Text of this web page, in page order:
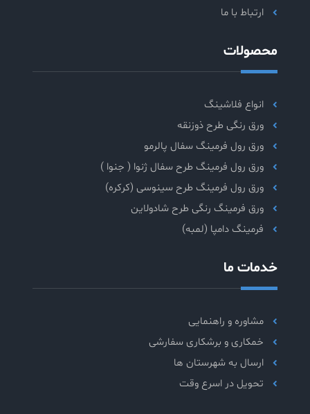
ارتباط با ما
محصولات
انواع فلاشینگ
ورق رنگی طرح ذوزنقه
ورق رول فرمینگ سفال پالرمو
ورق رول فرمینگ طرح سفال ژنوا ( جنوا )
ورق رول فرمینگ طرح سینوسی (کرکره)
ورق فرمینگ رنگی طرح شادولاین
فرمینگ دامپا (لمبه)
خدمات ما
مشاوره و راهنمایی
خمکاری و برشکاری سفارشی
ارسال به شهرستان ها
تحویل در اسرع وقت